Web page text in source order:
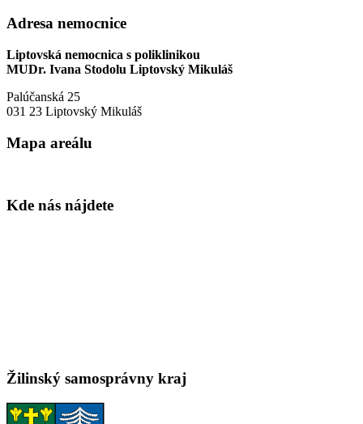
Adresa nemocnice
Liptovská nemocnica s poliklinikou
MUDr. Ivana Stodolu Liptovský Mikuláš
Palúčanská 25
031 23 Liptovský Mikuláš
Mapa areálu
Kde nás nájdete
Žilinský samosprávny kraj